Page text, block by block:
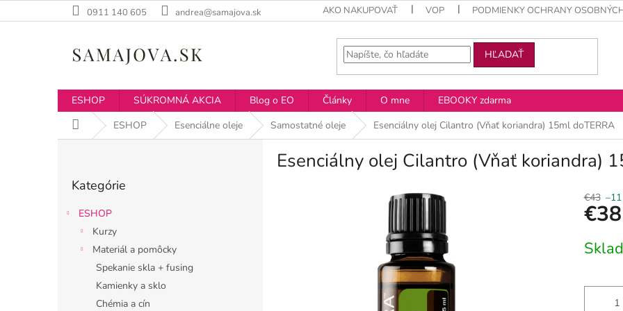
na
0911 140 605 andrea@samajova.sk AKO NAKUPOVAŤ VOP PODMIENKY OCHRANY OSOBNÝCH
HĽADAŤ
ESHOP SÚKROMNÁ AKCIA Blog o EO Články O mne
EBOOKY zdarma
DomovESHOP Esenciálne oleje Samostatné oleje Esenciálny olej Cilantro (Vňať koriandra) 15ml doTERRA
kategórie
Kategórie
ESHOP
Kurzy
Materiál a pomôcky
Spekanie skla + fusing
Kamienky a sklo
Chémia a cín
Esenciálny olej Cilantro (Vňať koriandra)
€43
€38
cena: